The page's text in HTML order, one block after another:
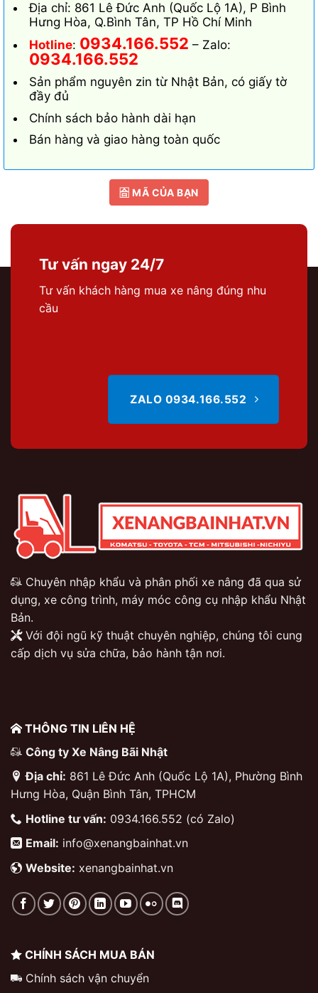
Địa chỉ: 861 Lê Đức Anh (Quốc Lộ 1A), P Bình
Hưng Hòa, Q.Bình Tân, TP Hồ Chí Minh
Hotline: 0934.166.552 – Zalo:
0934.166.552
Sản phẩm nguyên zin từ Nhật Bản, có giấy tờ
đầy đủ
Chính sách bảo hành dài hạn
Bán hàng và giao hàng toàn quốc
🈴 MÃ CỦA BẠN
Tư vấn ngay 24/7
Tư vấn khách hàng mua xe nâng đúng nhu
cầu
ZALO 0934.166.552
Chuyên nhập khẩu và phân phối xe nâng đã qua sử
dụng, xe công trình, máy móc công cụ nhập khẩu Nhật
Bản.
Với đội ngũ kỹ thuật chuyên nghiệp, chúng tôi cung
cấp dịch vụ sửa chữa, bảo hành tận nơi.
THÔNG TIN LIÊN HỆ
Công ty Xe Nâng Bãi Nhật
Địa chỉ: 861 Lê Đức Anh (Quốc Lộ 1A), Phường Bình
Hưng Hòa, Quận Bình Tân, TPHCM
Hotline tư vấn: 0934.166.552 (có Zalo)
Email: info@xenangbainhat.vn
Website: xenangbainhat.vn
CHÍNH SÁCH MUA BÁN
Chính sách vận chuyển